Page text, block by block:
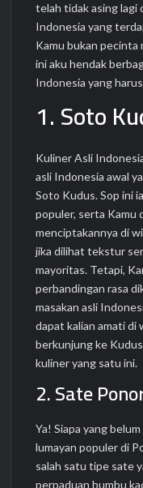
telah tidak asing lagi
Indonesia yang
Kamu bukan pecinta
ini aku hendak
Indonesia yang
1. Soto
Kuliner Asli
asli Indonesia awal
Soto Kudus. Sop ini
populer, serta Kamu
menciptakannya di
jika dilihat tekstur
mayoritas. Tetapi,
perbandingan rasa
masakan asli
dapat kalian amati di
berkunjung ke
kuliner yang satu ini.
2. Sate
Ya! Siapa yang
lumayan populer di
salah satu tipe sate
perpaduan bumbu